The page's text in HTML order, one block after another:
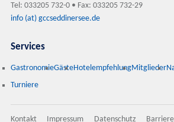
Tel: 033205 732-0 • Fax: 033205 732-29
info (at) gccseddinersee.de
Services
GastronomieGästeHotelempfehlungMitglieder
Turniere
Kontakt Impressum Datenschutz